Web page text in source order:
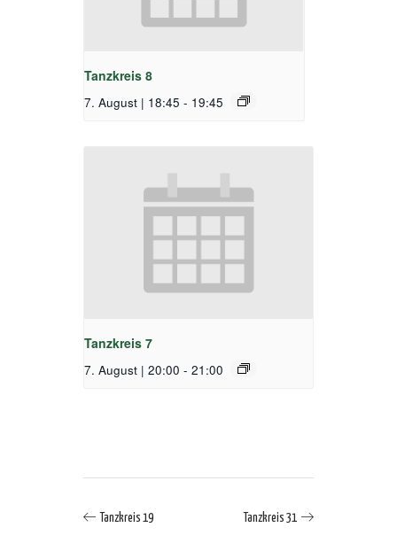
Tanzkreis 8
7. August | 18:45 - 19:45
Tanzkreis 7
7. August | 20:00 - 21:00
Tanzkreis 19 Tanzkreis 31